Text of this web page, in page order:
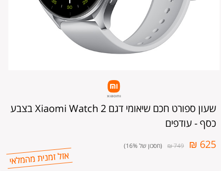
שעון ספורט חכם שיאומי דגם Xiaomi Watch 2 בצבע
כסף - עודפים
625 ₪
749 ₪ (חסכון של 16%)